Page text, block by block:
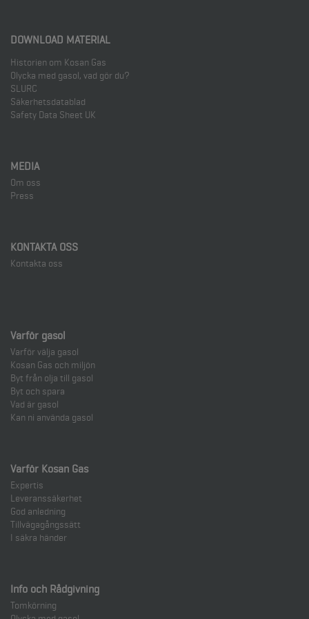
Cathrine Valtersson
Sales Coordinator
T. 031-65 52 07
Åsa Karlsson
asa.karlsson@kosangas.se
DOWNLOAD MATERIAL
Historien om Kosan Gas
Olycka med gasol, vad gör du?
SLURC
Säkerhetsdatablad
Safety Data Sheet UK
MEDIA
Om oss
Press
KONTAKTA OSS
Kontakta oss
Varför gasol
Varför välja gasol
Kosan Gas och miljön
Byt från olja till gasol
Byt och spara
Vad är gasol
Kan ni använda gasol
Varför Kosan Gas
Expertis
Leveranssäkerhet
God anledning
Tillvägagångssätt
I säkra händer
Info och Rådgivning
Tomkörning